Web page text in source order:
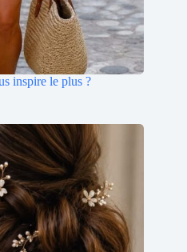
inspire le plus ?